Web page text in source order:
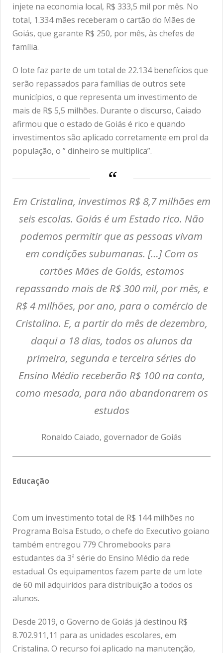
injete na economia local, R$ 333,5 mil por mês. No
total, 1.334 mães receberam o cartão do Mães de
Goiás, que garante R$ 250, por mês, às chefes de
família.
O lote faz parte de um total de 22.134 benefícios que
serão repassados para famílias de outros sete
municípios, o que representa um investimento de
mais de R$ 5,5 milhões. Durante o discurso, Caiado
afirmou que o estado de Goiás é rico e quando
investimentos são aplicado corretamente em prol da
população, o ” dinheiro se multiplica”.
Em Cristalina, investimos R$ 8,7 milhões em
seis escolas. Goiás é um Estado rico. Não
podemos permitir que as pessoas vivam
em condições subumanas. […] Com os
cartões Mães de Goiás, estamos
repassando mais de R$ 300 mil, por mês, e
R$ 4 milhões, por ano, para o comércio de
Cristalina. E, a partir do mês de dezembro,
daqui a 18 dias, todos os alunos da
primeira, segunda e terceira séries do
Ensino Médio receberão R$ 100 na conta,
como mesada, para não abandonarem os
estudos
Ronaldo Caiado, governador de Goiás
Educação
Com um investimento total de R$ 144 milhões no
Programa Bolsa Estudo, o chefe do Executivo goiano
também entregou 779 Chromebooks para
estudantes da 3ª série do Ensino Médio da rede
estadual. Os equipamentos fazem parte de um lote
de 60 mil adquiridos para distribuição a todos os
alunos.
Desde 2019, o Governo de Goiás já destinou R$
8.702.911,11 para as unidades escolares, em
Cristalina. O recurso foi aplicado na manutenção,